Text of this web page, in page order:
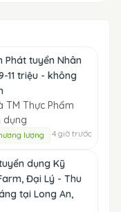
Phát tuyển Nhân
11 triệu - không
TM Thực Phẩm
dụng
lượng 4 giờ trước
dụng Kỹ
Đại Lý - Thu
tại Long An,